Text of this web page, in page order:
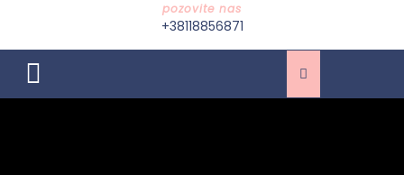
pozovite nas
+38118856871
Open